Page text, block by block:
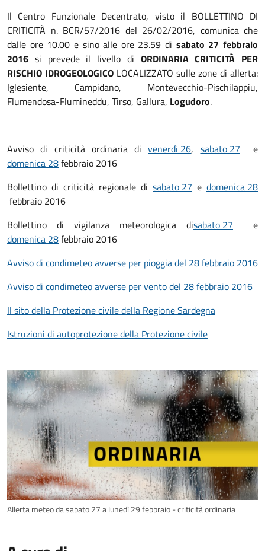
Il Centro Funzionale Decentrato, visto il BOLLETTINO DI
CRITICITÀ n. BCR/57/2016 del 26/02/2016, comunica che
dalle ore 10.00 e sino alle ore 23.59 di sabato 27 febbraio
2016 si prevede il livello di ORDINARIA CRITICITÀ PER
RISCHIO IDROGEOLOGICO LOCALIZZATO sulle zone di allerta:
Iglesiente, Campidano, Montevecchio-Pischilappiu,
Flumendosa-Flumineddu, Tirso, Gallura, Logudoro.
Avviso di criticità ordinaria divenerdì 26, sabato 27 e
domenica 28febbraio 2016
Bollettino di criticità regionale di sabato 27 e domenica 28
febbraio 2016
Bollettino di vigilanza meteorologica disabato 27 e
domenica 28febbraio 2016
Avviso di condimeteo avverse per pioggia del 28 febbraio 2016
Avviso di condimeteo avverse per vento del 28 febbraio 2016
Il sito della Protezione civile della Regione Sardegna
Istruzioni di autoprotezione della Protezione civile
Allerta meteo da sabato 27 a lunedì 29 febbraio - criticità ordinaria